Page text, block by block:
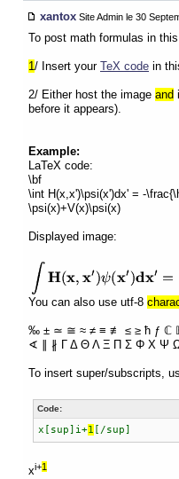
xantox Site Admin le 30
To post math formulas in
1/ Insert your TeX code in
2/ Either host the image and
before it appears).
Example:
LaTeX code:
\bf
\int H(x,x')\psi(x')dx' = -
\psi(x)+V(x)\psi(x)
Displayed image:
You can also use utf-8
‰ ± ≃ ≅ ≈ ≠ ≡ ≢ ≤ ≥ ħ ƒ
∢ ∥ ∦ Γ Δ Θ Λ Ξ Π Σ Φ Χ Ψ Ω
To insert super/subscripts,
Code:
x[sup]i+1 [/sup]
xi+1